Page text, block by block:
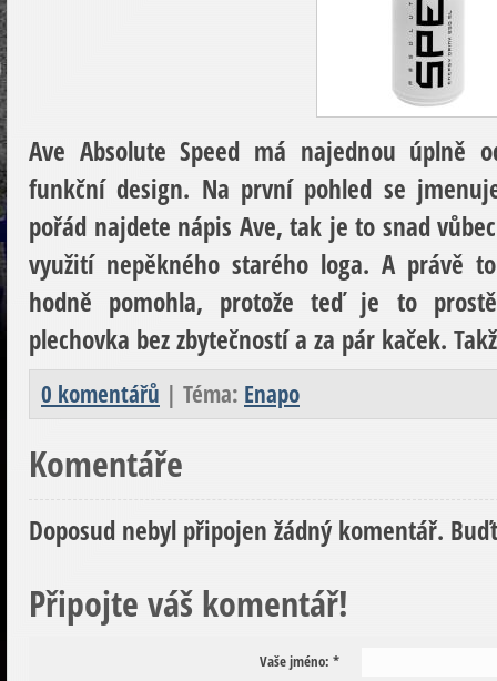
Ave Absolute Speed má najednou úplně
funkční design. Na první pohled se
pořád najdete nápis Ave, tak je to snad
využití nepěkného starého loga. A právě
hodně pomohla, protože teď je to
plechovka bez zbytečností a za pár kaček.
0 komentářů | Téma: Enapo
Komentáře
Doposud nebyl připojen žádný komentář.
Připojte váš komentář!
Vaše jméno: *